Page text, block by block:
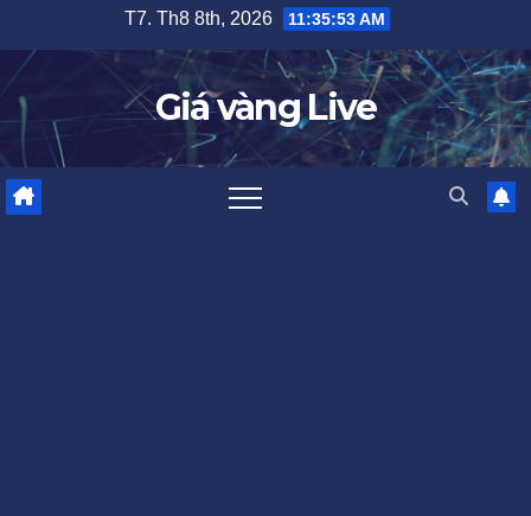
content
T7. Th8 8th, 2026 11:35:54 AM
Giá vàng Live